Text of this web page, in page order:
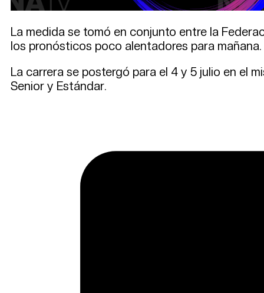
La medida se tomó en conjunto entre la
los pronósticos poco alentadores para mañana.
La carrera se postergó para el 4 y 5 julio en el
Senior y Estándar.